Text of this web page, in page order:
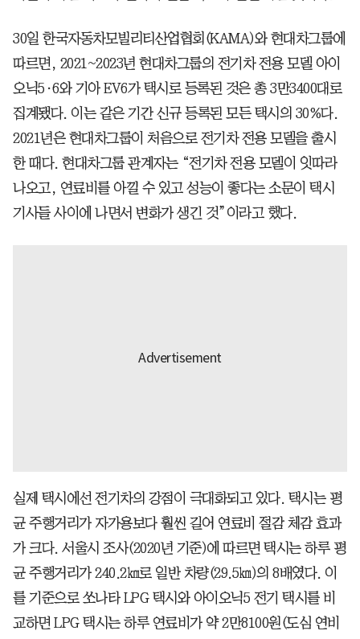
30일 한국자동차모빌리티산업협회(KAMA)와 현대차그룹에
따르면, 2021~2023년 현대차그룹의 전기차 전용 모델 아이
오닉5·6와 기아 EV6가 택시로 등록된 것은 총 3만3400대로
집계됐다. 이는 같은 기간 신규 등록된 모든 택시의 30%다.
2021년은 현대차그룹이 처음으로 전기차 전용 모델을 출시
한 때다. 현대차그룹 관계자는 “전기차 전용 모델이 잇따라
나오고, 연료비를 아낄 수 있고 성능이 좋다는 소문이 택시
기사들 사이에 나면서 변화가 생긴 것”이라고 했다.
실제 택시에선 전기차의 강점이 극대화되고 있다. 택시는 평
균 주행거리가 자가용보다 훨씬 길어 연료비 절감 체감 효과
가 크다. 서울시 조사(2020년 기준)에 따르면 택시는 하루 평
균 주행거리가 240.2㎞로 일반 차량(29.5㎞)의 8배였다. 이
를 기준으로 쏘나타 LPG 택시와 아이오닉5 전기 택시를 비
교하면 LPG 택시는 하루 연료비가 약 2만8100원(도심 연비